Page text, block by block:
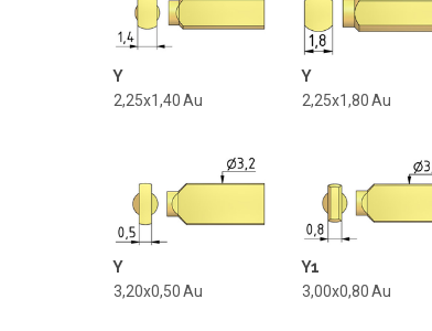
Y
2,25x1,40Au
Y
2,25x1,80Au
Y
3,20x0,50Au
Y1
3,00x0,80Au